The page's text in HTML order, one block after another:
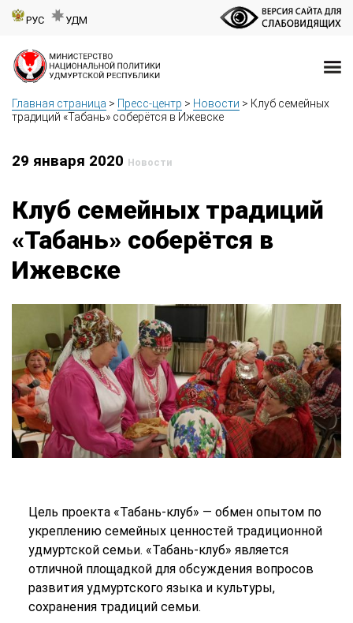
РУС УДМ
Главная страница > Пресс-центр > Новости > Клуб семейных
традиций «Табань» соберётся в Ижевске
29 января 2020 Новости
Клуб семейных традиций
«Табань» соберётся в
Ижевске
Цель проекта «Табань-клуб» — обмен опытом по
укреплению семейных ценностей традиционной
удмуртской семьи. «Табань-клуб» является
отличной площадкой для обсуждения вопросов
развития удмуртского языка и культуры,
сохранения традиций семьи.